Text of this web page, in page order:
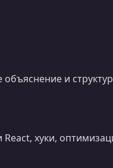
и
хуки,